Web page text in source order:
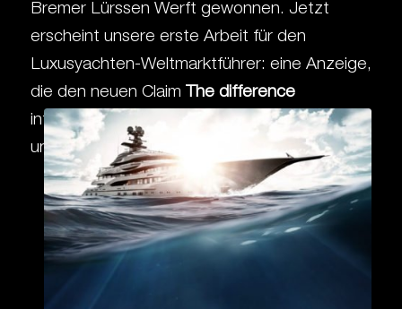
Bremer Lürssen Werft gewonnen. Jetzt
erscheint unsere erste Arbeit für den
Luxusyachten-Weltmarktführer: eine Anzeige,
die den neuen Claim The difference
international etabliert. Opulent, ästhetisch,
unique – wie eine Yacht von Lürssen.